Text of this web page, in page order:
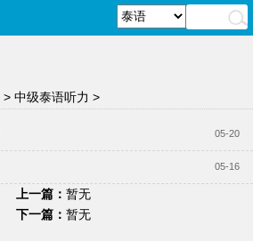
> 中级泰语听力 >
05-20
05-16
上一篇： 暂无
下一篇： 暂无